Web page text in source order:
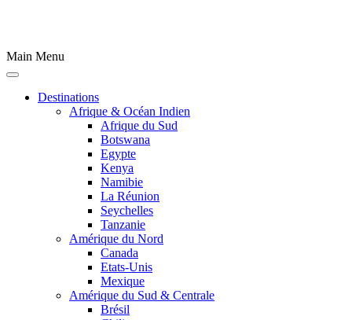
Main Menu
Destinations
Afrique & Océan Indien
Afrique du Sud
Botswana
Egypte
Kenya
Namibie
La Réunion
Seychelles
Tanzanie
Amérique du Nord
Canada
Etats-Unis
Mexique
Amérique du Sud & Centrale
Brésil